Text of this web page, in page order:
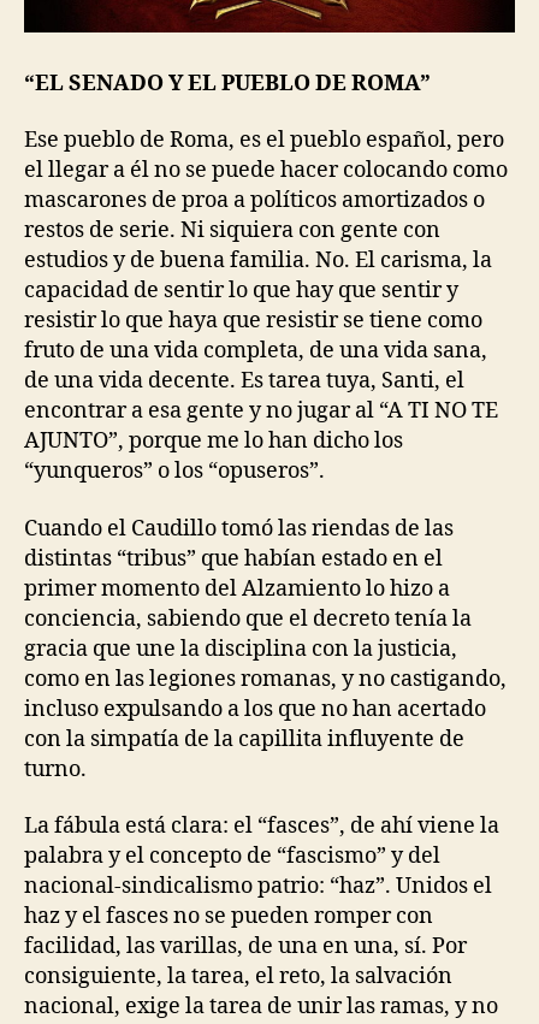
“EL SENADO Y EL PUEBLO DE ROMA”
Ese pueblo de Roma, es el pueblo español, pero
el llegar a él no se puede hacer colocando como
mascarones de proa a políticos amortizados o
restos de serie. Ni siquiera con gente con
estudios y de buena familia. No. El carisma, la
capacidad de sentir lo que hay que sentir y
resistir lo que haya que resistir se tiene como
fruto de una vida completa, de una vida sana,
de una vida decente. Es tarea tuya, Santi, el
encontrar a esa gente y no jugar al “A TI NO TE
AJUNTO”, porque me lo han dicho los
“yunqueros” o los “opuseros”.
Cuando el Caudillo tomó las riendas de las
distintas “tribus” que habían estado en el
primer momento del Alzamiento lo hizo a
conciencia, sabiendo que el decreto tenía la
gracia que une la disciplina con la justicia,
como en las legiones romanas, y no castigando,
incluso expulsando a los que no han acertado
con la simpatía de la capillita influyente de
turno.
La fábula está clara: el “fasces”, de ahí viene la
palabra y el concepto de “fascismo” y del
nacional-sindicalismo patrio: “haz”. Unidos el
haz y el fasces no se pueden romper con
facilidad, las varillas, de una en una, sí. Por
consiguiente, la tarea, el reto, la salvación
nacional, exige la tarea de unir las ramas, y no